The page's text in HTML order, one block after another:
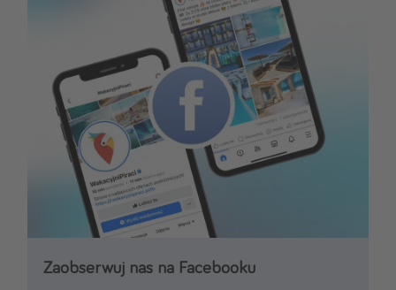
Zaobserwuj nas na Facebooku
Zaobserwuj nas na Instagramie